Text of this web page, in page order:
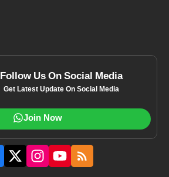
Follow Us On Social Media
Get Latest Update On Social Media
Join Now